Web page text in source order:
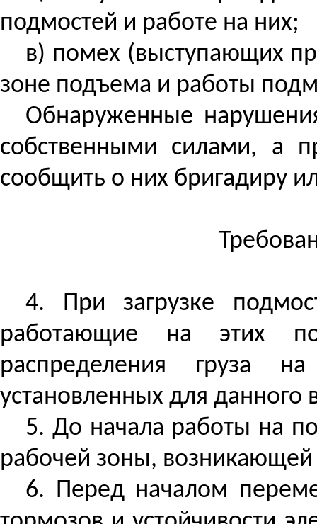
подмостей и работе на них;
в) помех (выступающих
зоне подъема и работы
Обнаруженные
собственными силами, а
сообщить о них бригадиру
4. При загрузке
работающие на этих
распределения
установленных для данного
5. До начала работы на
рабочей зоны,
6. Перед началом